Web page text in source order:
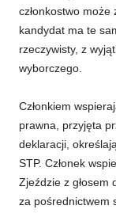
członkostwo
kandydat ma te
rzeczywisty, z
wyborczego.
Członkiem
prawna, przyjęta
deklaracji,
STP. Członek
Zjeździe z głosem
za pośrednictwem